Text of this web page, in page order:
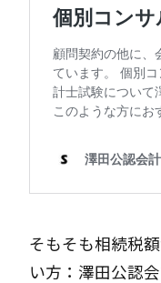
そもそも相続税
い方：澤田公認